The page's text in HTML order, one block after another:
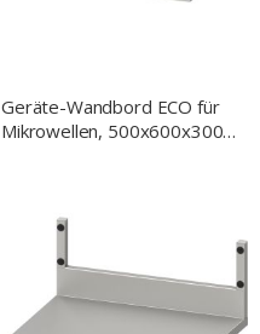
Geräte-Wandbord ECO für
Mikrowellen, 500x600x300